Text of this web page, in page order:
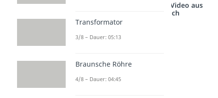
Studyflix vernetzt: Hier ein Video aus
einem anderen Bereich
Transformator
3/8 – Dauer: 05:13
Braunsche Röhre
4/8 – Dauer: 04:45